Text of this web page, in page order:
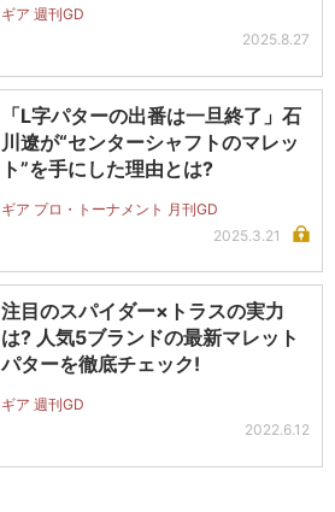
ギア 週刊GD
2025.8.27
「L字パターの出番は一旦終了」石
川遼が“センターシャフトのマレッ
ト”を手にした理由とは?
ギア プロ・トーナメント 月刊GD
2025.3.21
注目のスパイダー×トラスの実力
は? 人気5ブランドの最新マレット
パターを徹底チェック!
ギア 週刊GD
2022.6.12